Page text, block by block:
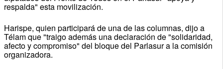
respalda" esta movilización.
Harispe, quien participará de una de las columnas, dijo a
Télam que "traigo además una declaración de "solidaridad,
afecto y compromiso" del bloque del Parlasur a la comisión
organizadora.